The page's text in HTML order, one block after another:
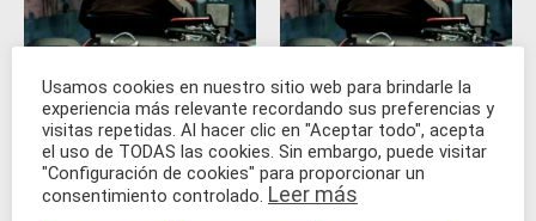
Mini GP
30,00€
Mini GP
30,00
Usamos cookies en nuestro sitio web para brindarle la
experiencia más relevante recordando sus preferencias y
visitas repetidas. Al hacer clic en "Aceptar todo", acepta
el uso de TODAS las cookies. Sin embargo, puede visitar
"Configuración de cookies" para proporcionar un
consentimiento controlado. Leer más